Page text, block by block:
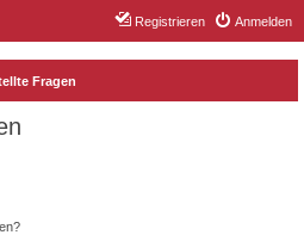
Anmelden
Registrieren
Fragen